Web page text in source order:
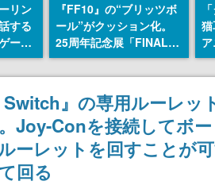
リン
する
ーム
ルラ
事に
『FF10』の“ブリッツボ
ール”がクッション化。
25周年記念展「FINAL
FANTASY X MUSEUM-
幻光の記憶-」のグッズ情
報が一部公開
す
』の専用ルーレッ
Joy-Conを接続してボ
ーレットを回すことが
回る